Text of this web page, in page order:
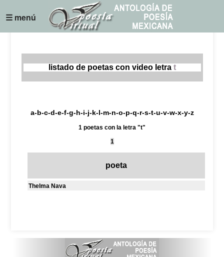
☰ menú
listado de poetas con video letra t
a-b-c-d-e-f-g-h-i-j-k-l-m-n-o-p-q-r-s-t-u-v-w-x-y-z
1 poetas con la letra "t"
1
poeta
Thelma Nava